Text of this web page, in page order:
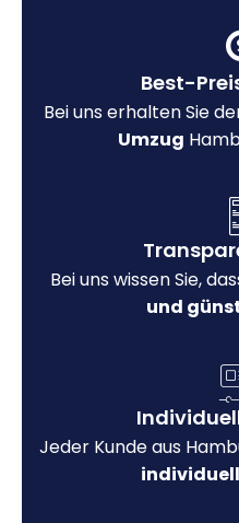
Best-
Bei uns erhalten Sie
Umzug
Bei uns wissen Sie,
und
Jeder Kunde aus